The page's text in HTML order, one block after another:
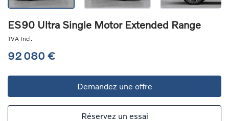
ES90 Ultra Single Motor Extended Range
TVA Incl.
92 080 €
Demandez une offre
Réservez un essai